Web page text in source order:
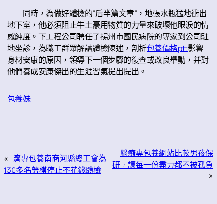
同時，為做好體檢的“后半篇文章”，地張水瓶猛地衝出
地下室，他必須阻止牛土豪用物質的力量來破壞他眼淚的情
感純度。下工程公司聘任了揚州市國民病院的專家到公司駐
地坐診，為職工群眾解讀體檢陳述，剖析包養價格ptt影響
身材安康的原因，領導下一個步驟的復查或改良舉動，并對
他們養成安康傑出的生涯習氣提出提出。
包養妹
« 濟專包養南商河縣總工會為
130多名勞模停止不花錢體檢
腦癱專包養網站比較男孩保
研，讓每一份盡力都不被孤負
»